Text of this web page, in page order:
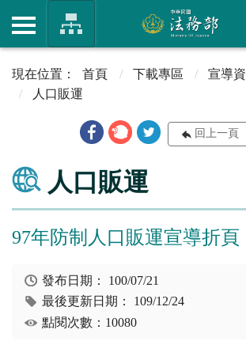
首頁 下載專區
宣導
人口販運
回上一頁
人口販運
97年防制人口販運宣導折頁
發布日期： 100/07/21
最後更新日期： 109/12/24
點閱次數：10080